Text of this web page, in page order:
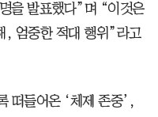
을 발표했다”며 “이것은
, 엄중한 적대 행위”라고
떠들어온 ‘체제 존중’,